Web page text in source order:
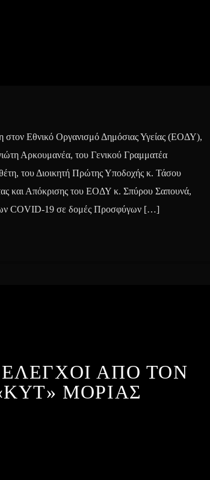
Εθνικό Οργανισμό Δημόσιας Υγείας (ΕΟΔΥ),
Αρκουμανέα, του Γενικού Γραμματέα
του Διοικητή Πρώτης Υποδοχής κ. Τάσου
και Απόκρισης του ΕΟΔΥ κ. Σπύρου Σαπουνά,
COVID-19 σε δομές Προσφύγων […]
ΑΠΟ ΤΟΝ
ΜΟΡΙΑΣ